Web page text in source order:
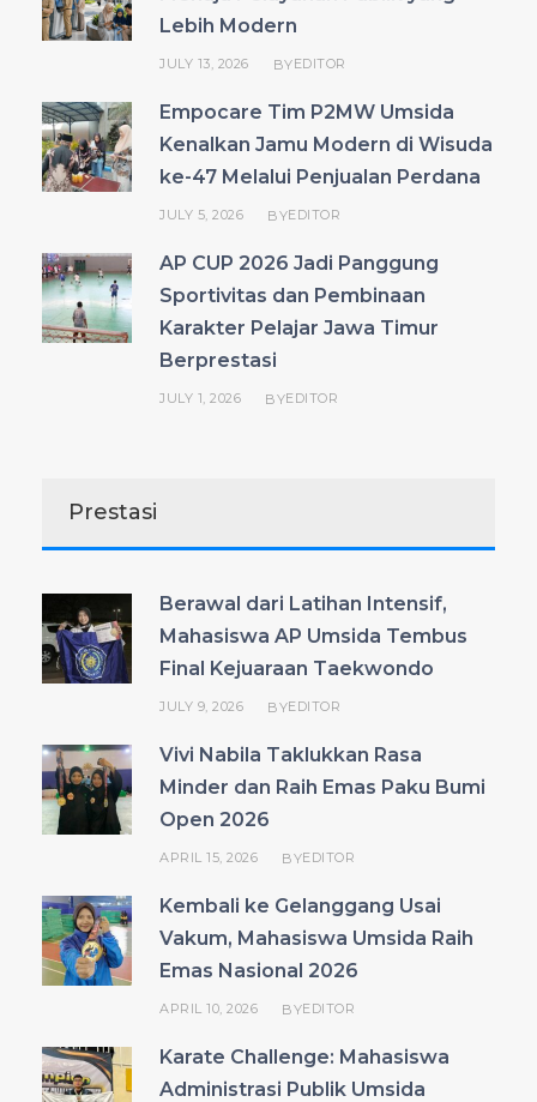
Lebih Modern
JULY 13, 2026 BYEDITOR
Empocare Tim P2MW Umsida
Kenalkan Jamu Modern di Wisuda
ke-47 Melalui Penjualan Perdana
JULY 5, 2026 BYEDITOR
AP CUP 2026 Jadi Panggung
Sportivitas dan Pembinaan
Karakter Pelajar Jawa Timur
Berprestasi
JULY 1, 2026 BYEDITOR
Prestasi
Berawal dari Latihan Intensif,
Mahasiswa AP Umsida Tembus
Final Kejuaraan Taekwondo
JULY 9, 2026 BYEDITOR
Vivi Nabila Taklukkan Rasa
Minder dan Raih Emas Paku Bumi
Open 2026
APRIL 15, 2026 BYEDITOR
Kembali ke Gelanggang Usai
Vakum, Mahasiswa Umsida Raih
Emas Nasional 2026
APRIL 10, 2026 BYEDITOR
Karate Challenge: Mahasiswa
Administrasi Publik Umsida